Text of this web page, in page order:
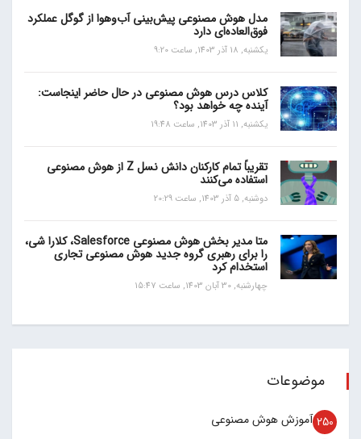
مدل هوش مصنوعی پیش‌بینی آب‌و‌هوا از گوگل عملکرد
فوق‌العاده‌ای دارد
یکشنبه, 18 آذر 1403, ساعت 9:20
کلاس درس هوش مصنوعی در حال حاضر اینجاست:
آینده چه خواهد بود؟
یکشنبه, 11 آذر 1403, ساعت 19:48
تقریباً تمام کارکنان دانش نسل Z از هوش مصنوعی
استفاده می‌کنند
دوشنبه, 5 آذر 1403, ساعت 20:29
متا مدیر بخش هوش مصنوعی Salesforce، کلارا شی،
را برای رهبری گروه جدید هوش مصنوعی تجاری
استخدام کرد
چهارشنبه, 30 آبان 1403, ساعت 15:47
موضوعات
آموزش هوش مصنوعی 250